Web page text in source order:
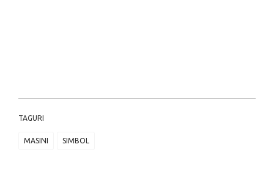
TAGURI
MASINI SIMBOL